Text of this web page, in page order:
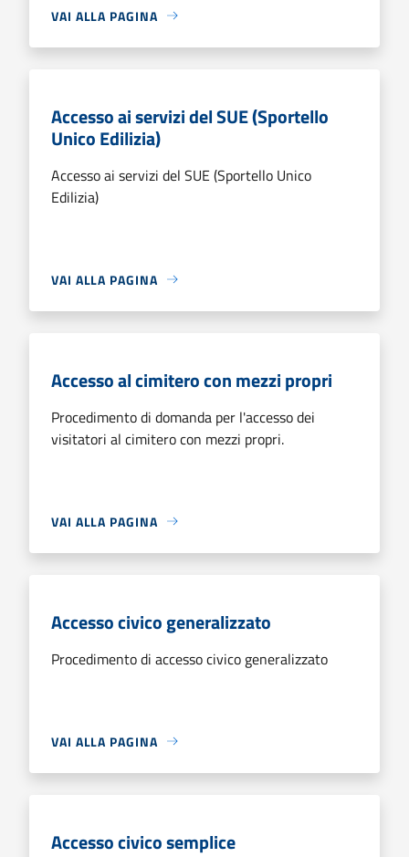
VAI ALLA PAGINA
Accesso ai servizi del SUE (Sportello
Unico Edilizia)
Accesso ai servizi del SUE (Sportello Unico
Edilizia)
VAI ALLA PAGINA
Accesso al cimitero con mezzi propri
Procedimento di domanda per l'accesso dei
visitatori al cimitero con mezzi propri.
VAI ALLA PAGINA
Accesso civico generalizzato
Procedimento di accesso civico generalizzato
VAI ALLA PAGINA
Accesso civico semplice